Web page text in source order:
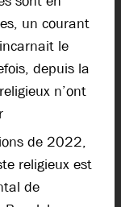
un courant
le
depuis la
n’ont
de 2022,
religieux est
de